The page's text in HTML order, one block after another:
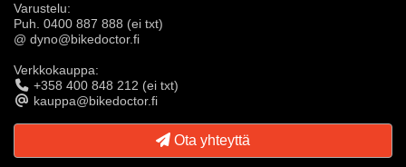
Varustelu:
Puh. 0400 887 888 (ei txt)
@ dyno@bikedoctor.fi
Verkkokauppa:
+358 400 848 212 (ei txt)
kauppa@bikedoctor.fi
Ota yhteyttä